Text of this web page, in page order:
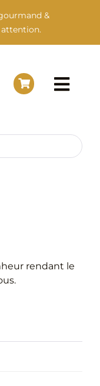
&
attention.
rendant le